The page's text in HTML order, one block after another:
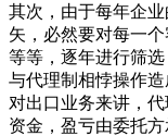
其次，由于每年企
矢，必然要对每一
等等，逐年进行筛选
与代理制相悖操作
对出口业务来讲，
资金，盈亏由委托